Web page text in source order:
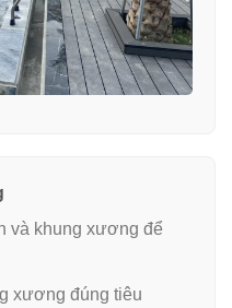
và khung xương để
xương đúng tiêu